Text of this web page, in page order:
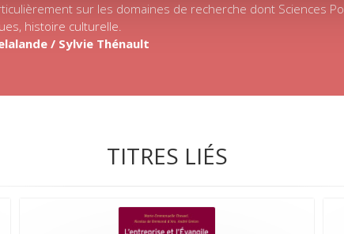
sur les domaines de recherche dont Sciences
histoire culturelle.
/ Sylvie Thénault
TITRES LIÉS